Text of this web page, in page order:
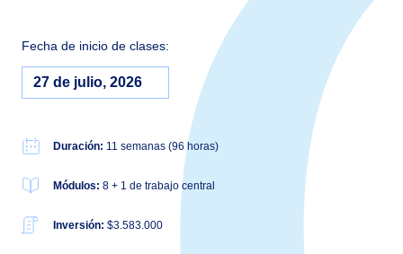
Fecha de inicio de clases:
27 de julio, 2026
Duración: 11 semanas (96 horas)
Módulos: 8 + 1 de trabajo central
Inversión: $3.583.000